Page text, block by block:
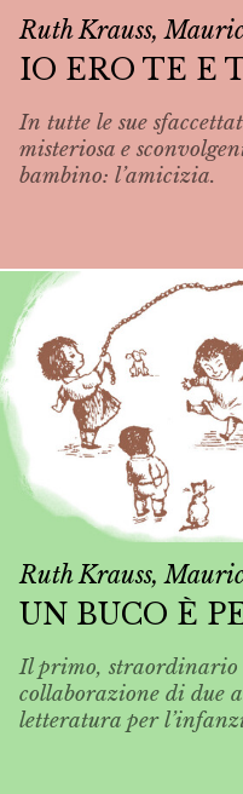
Ruth Krauss,
IO ERO TE E
In tutte le sue
misteriosa e
bambino: l’amicizia.
Ruth Krauss,
UN BUCO È
Il primo,
collaborazione di due
letteratura per